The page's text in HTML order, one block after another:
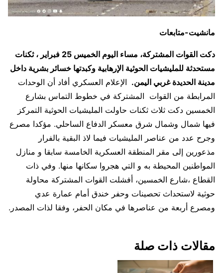
مانشيت-متابعات
دكت القوات المشتركة، مساء اليوم الخميس 25 فبراير ، ثكنات
مستحدثة للمليشيات الحوثية الإرهابية وكبدتها خسائر بشرية داخل
مدينة الحديدة غربي اليمن. الإعلام العسكري أفاد أن الوحدات
المرابطة من القوات المشتركة في خطوط التماس بشارع
الخمسين دكت ثلاث ثكنات حاولت المليشيات الحوثية التمركز
فيها شمال وشمال شرق معسكر الدفاع الساحلي. مؤكدا مصرع
وجرح عدد من عناصر المليشيات فيما لاذ البقية بالفرار
مذعورين إلى مقر المنطقة العسكرية الخامسة سابقا و منازل
المواطنين المحيطة به و التي هجروا سكانها منها. وفي ذات
القطاع ،شارع الخمسين، أفشلت القوات المشتركة محاولة
حوثية لاستحداث تحصينات وحفر خندق أمام عمارة عدي
ومصرع أربعة من عناصرها في مكان الحفر، وفقا لذات المصدر.
مقالات ذات صلة